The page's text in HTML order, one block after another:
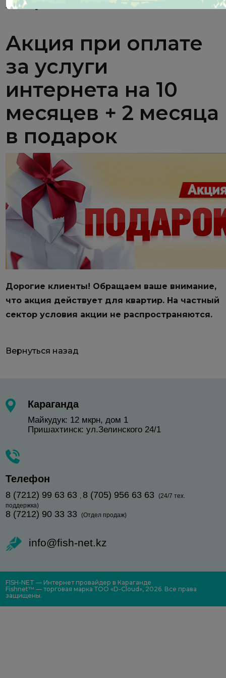
Акция при оплате
за услуги
интернета на 10
месяцев + 2 месяца
в подарок
Дорогие клиенты! Обращаем ваше внимание,
что акция действует для квартир. На частный
сектор условия акции не распространяются.
Вернуться назад
Караганда
Майкудук: 12 мкрн, дом 1
Пришахтинск: ул.Зелинского 24/1
Телефон
8 (7212) 99 63 63 8 (705) 956 63 63
(24/7 тех.
поддержка)
8 (7212) 90 33 33 (Отдел продаж)
info@fish-net.kz
FISH-NET — Интернет провайдер в Караганде
Fishnet™ — торговая марка ТОО «D-Cloud», 2026. Все права
защищены.